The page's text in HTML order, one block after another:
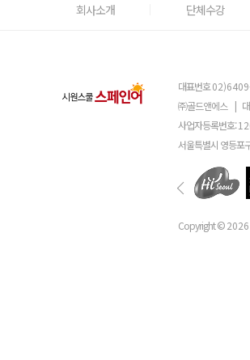
회사소개 단체수강
대표번호
㈜골드앤에스 |
사업자등록번호:
서울특별시 영등포
Copyright ©2026